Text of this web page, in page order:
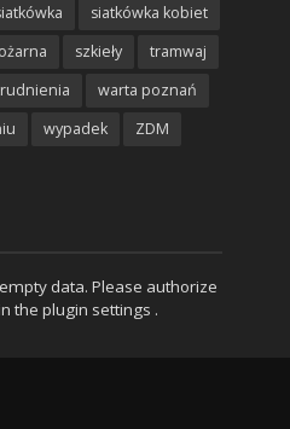
siatkówka kobiet
szkieły
tramwaj
warta poznań
wypadek
ZDM
data. Please authorize
the plugin settings .